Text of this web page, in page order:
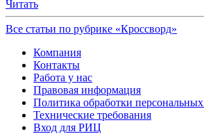
Читать
Все статьи по рубрике «Кроссворд»
Компания
Контакты
Работа у нас
Правовая информация
Политика обработки
Технические требования
Вход для РИЦ